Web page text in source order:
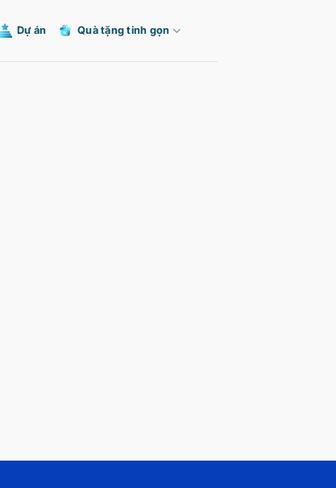
Dự án Quà tặng tinh gọn